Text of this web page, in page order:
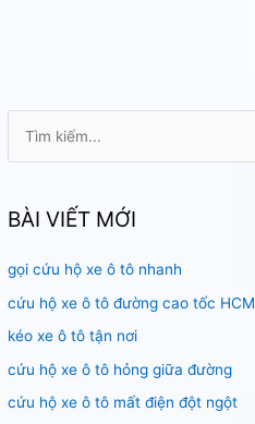
k
ế
m
:
BÀI VIẾT MỚI
gọi cứu hộ xe ô tô nhanh
cứu hộ xe ô tô đường cao tốc HCM
kéo xe ô tô tận nơi
cứu hộ xe ô tô hỏng giữa đường
cứu hộ xe ô tô mất điện đột ngột